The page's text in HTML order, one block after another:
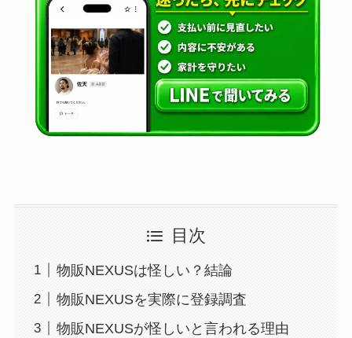
目次
物販NEXUSは怪しい？結論
物販NEXUSを実際に登録調査
物販NEXUSが怪しいと言われる理由